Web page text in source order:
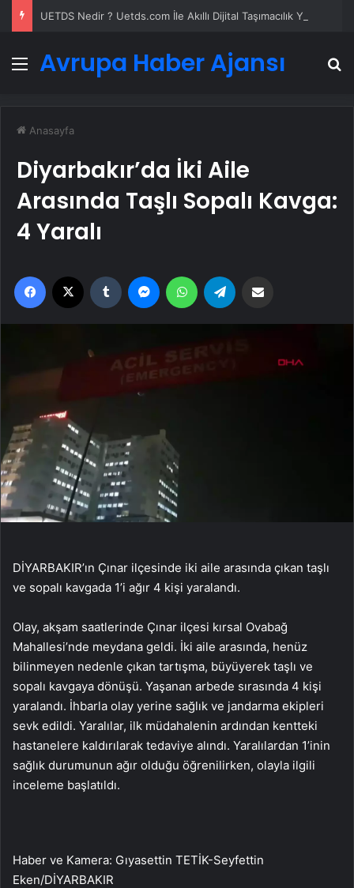
Menü
Avrupa Haber Ajansı
Anasayfa
Diyarbakır’da İki Aile
Arasında Taşlı Sopalı Kavga:
4 Yaralı
Facebook Tumblr MessengerWhatsApp
DİYARBAKIR’ın Çınar ilçesinde iki aile arasında çıkan taşlı
ve sopalı kavgada 1’i ağır 4 kişi yaralandı.
Olay, akşam saatlerinde Çınar ilçesi kırsal Ovabağ
Mahallesi’nde meydana geldi. İki aile arasında, henüz
bilinmeyen nedenle çıkan tartışma, büyüyerek taşlı ve
sopalı kavgaya dönüşü. Yaşanan arbede sırasında 4 kişi
yaralandı. İhbarla olay yerine sağlık ve jandarma ekipleri
sevk edildi. Yaralılar, ilk müdahalenin ardından kentteki
hastanelere kaldırılarak tedaviye alındı. Yaralılardan 1’inin
sağlık durumunun ağır olduğu öğrenilirken, olayla ilgili
inceleme başlatıldı.
Haber ve Kamera: Gıyasettin TETİK-Seyfettin
Eken/DİYARBAKIR